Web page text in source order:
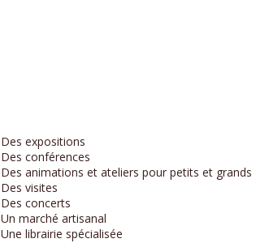
Des expositions
Des conférences
Des animations et ateliers pour petits et grands
Des visites
Des concerts
Un marché artisanal
Une librairie spécialisée